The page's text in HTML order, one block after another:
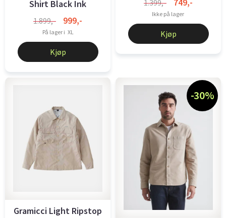
Shirt Black Ink
1.899,- 999,-
På lager i XL
Kjøp
1.399,- 749,-
Ikke på lager
Kjøp
Gramicci Light Ripstop
-30%